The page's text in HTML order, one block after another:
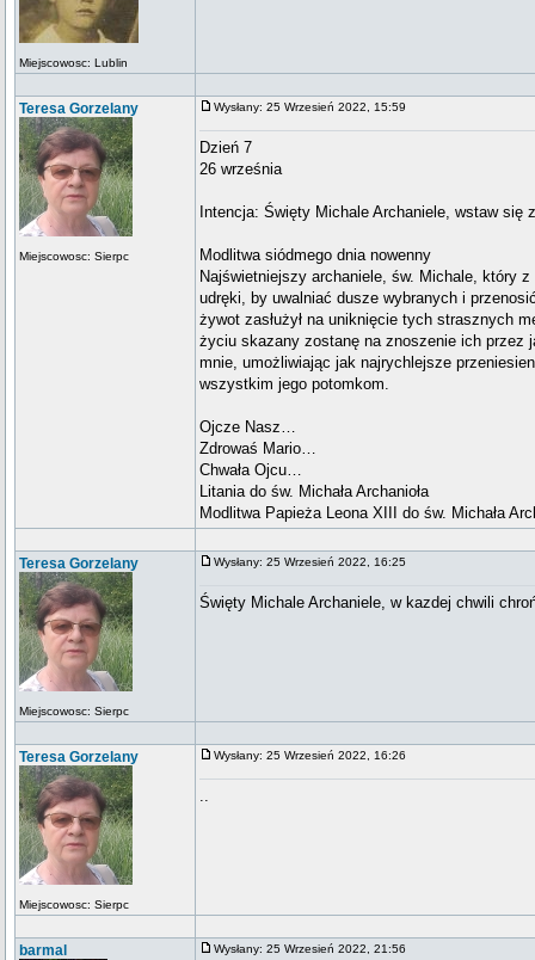
Miejscowosc: Lublin
Teresa Gorzelany
Miejscowosc: Sierpc
Wysłany: 25 Wrzesień 2022, 15:59
Dzień 7
26 września
Intencja: Święty Michale Archaniele, wstaw się
Modlitwa siódmego dnia nowenny
Najświetniejszy archaniele, św. Michale, który
udręki, by uwalniać dusze wybranych i
żywot zasłużył na uniknięcie tych strasznych
życiu skazany zostanę na znoszenie ich przez
mnie, umożliwiając jak najrychlejsze
wszystkim jego potomkom.
Ojcze Nasz…
Zdrowaś Mario…
Chwała Ojcu…
Litania do św. Michała Archanioła
Modlitwa Papieża Leona XIII do św. Michała
Teresa Gorzelany
Miejscowosc: Sierpc
Wysłany: 25 Wrzesień 2022, 16:25
Święty Michale Archaniele, w kazdej chwili
Teresa Gorzelany
Miejscowosc: Sierpc
Wysłany: 25 Wrzesień 2022, 16:26
..
barmal Wysłany: 25 Wrzesień 2022, 21:56